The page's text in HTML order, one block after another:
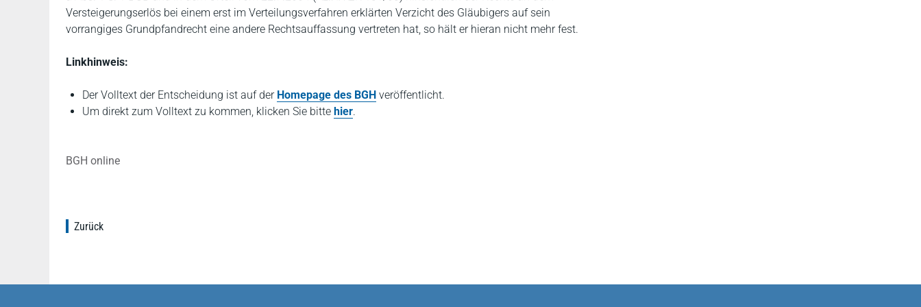
Versteigerungserlös bei einem erst im Verteilungsverfahren erklärten Verzicht des Gläubigers auf sein
vorrangiges Grundpfandrecht eine andere Rechtsauffassung vertreten hat, so hält er hieran nicht mehr fest.
Linkhinweis:
Der Volltext der Entscheidung ist auf der Homepage des BGH veröffentlicht.
Um direkt zum Volltext zu kommen, klicken Sie bitte hier.
BGH online
Zurück